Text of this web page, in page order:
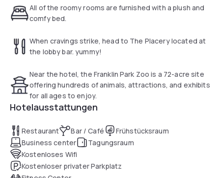
enjoy exercising in the fitness centre. The hotel also offers
a transfer service to the Quincy Adams underground rail
A flat-screen cable TV and a refrigerator are in every room
and a hairdryer in the en suite bathroom. The king room has
a sofa bed.
Shopping and dining at South Shore Plaza is 7 minutes’ walk
away.
All of the roomy rooms are furnished with a plush and
comfy bed.
When cravings strike, head to The Placery located at
the lobby bar. yummy!
Near the hotel, the Franklin Park Zoo is a 72-acre site
offering hundreds of animals, attractions, and exhibits
for all ages to enjoy.
Hotelausstattungen
Restaurant Bar / Café
Frühstücksraum
Business center
Tagungsraum
Kostenloses Wifi
Kostenloser privater Parkplatz